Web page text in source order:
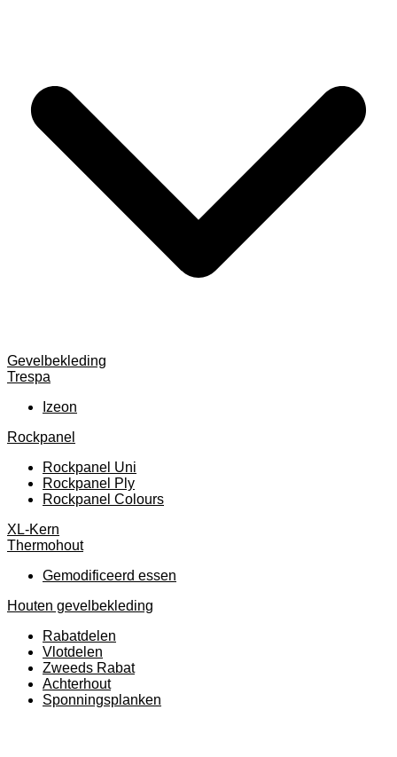
Gevelbekleding
Trespa
Izeon
Rockpanel
Rockpanel Uni
Rockpanel Ply
Rockpanel Colours
XL-Kern
Thermohout
Gemodificeerd essen
Houten gevelbekleding
Rabatdelen
Vlotdelen
Zweeds Rabat
Achterhout
Sponningsplanken